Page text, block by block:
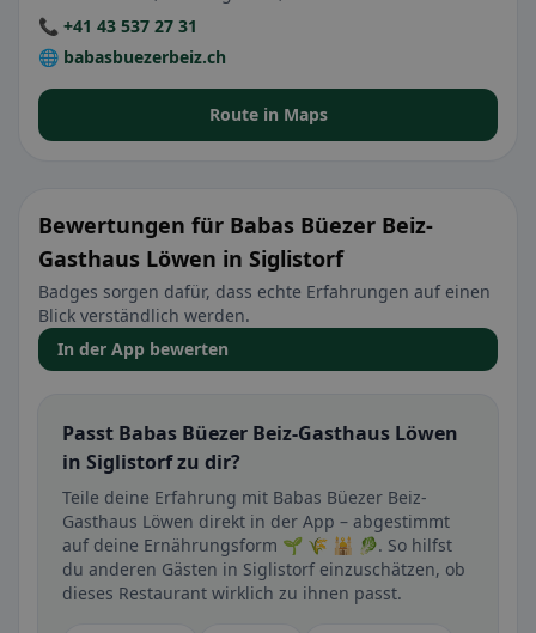
📞 +41 43 537 27 31
🌐 babasbuezerbeiz.ch
Route in Maps
Bewertungen für Babas Büezer Beiz-
Gasthaus Löwen in Siglistorf
Badges sorgen dafür, dass echte Erfahrungen auf einen
Blick verständlich werden.
In der App bewerten
Passt Babas Büezer Beiz-Gasthaus Löwen
in Siglistorf zu dir?
Teile deine Erfahrung mit Babas Büezer Beiz-
Gasthaus Löwen direkt in der App – abgestimmt
auf deine Ernährungsform 🌱 🌾 🕌 🥬. So hilfst
du anderen Gästen in Siglistorf einzuschätzen, ob
dieses Restaurant wirklich zu ihnen passt.